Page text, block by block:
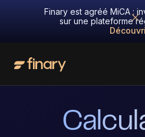
Finary est agréé MiCA :
sur une plateforme